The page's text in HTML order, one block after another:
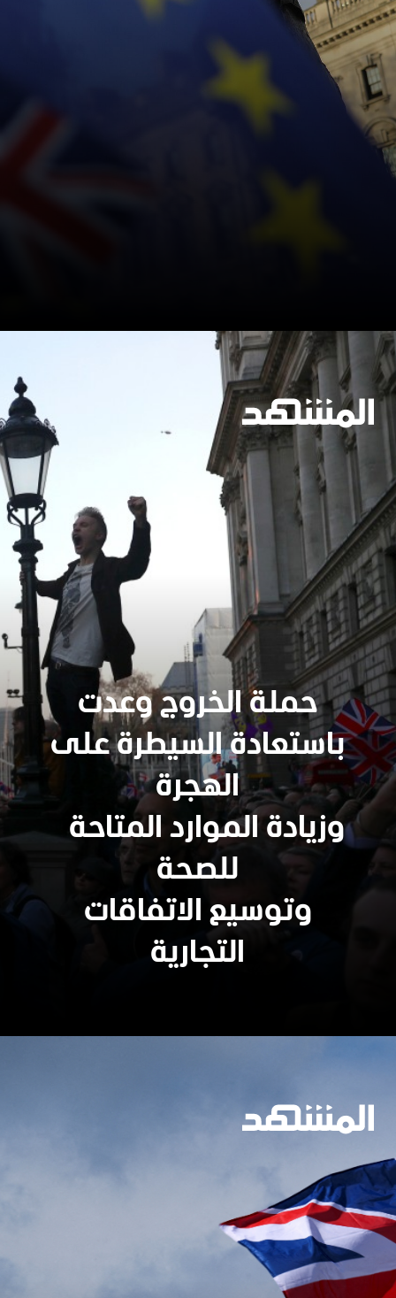
حملة الخروج وعدت
باستعادة السيطرة على
الهجرة
وزيادة الموارد المتاحة
للصحة
وتوسيع الاتفاقات
التجارية